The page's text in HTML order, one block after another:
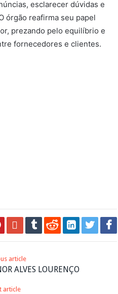
esclarecer dúvidas e
órgão reafirma seu papel
prezando pelo equilíbrio e
fornecedores e clientes.
article
ALVES LOURENÇO
article